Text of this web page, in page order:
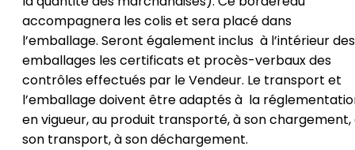
accompagnera les colis et sera placé dans
l’emballage. Seront également inclus à l’intérieur des
emballages les certificats et procès-verbaux des
contrôles effectués par le Vendeur. Le transport et
l’emballage doivent être adaptés à la
en vigueur, au produit transporté, à son chargement,
son transport, à son déchargement.